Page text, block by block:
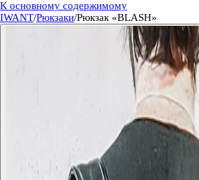
К основному содержимому
IWANT/Рюкзаки/Рюкзак «BLASH»